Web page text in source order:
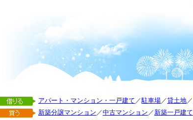
アパート・マンション・一戸建て ／駐車場／貸土地／
新築分譲マンション ／中古マンション ／ 新築一戸建て